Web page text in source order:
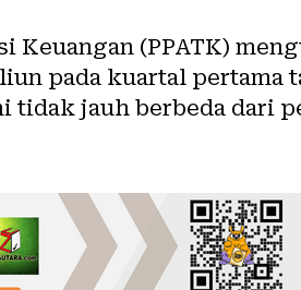
Keuangan (PPATK)
pada kuartal pertama
tidak jauh berbeda dari